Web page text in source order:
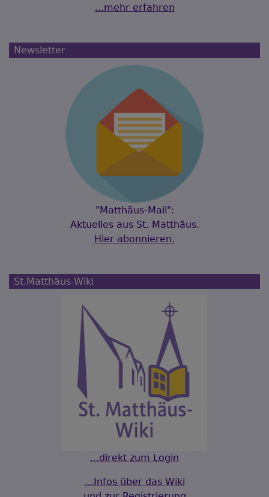
...mehr erfahren
Newsletter
"Matthäus-Mail":
Aktuelles aus St. Matthäus.
Hier abonnieren.
St.Matthäus-Wiki
...direkt zum Login
...Infos über das Wiki